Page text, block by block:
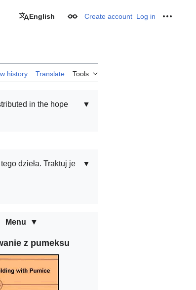
English Appearance
Create account Log in
history Translate Tools
▼
in the hope
▼
dzieła. Traktuj je
Menu
z pumeksu